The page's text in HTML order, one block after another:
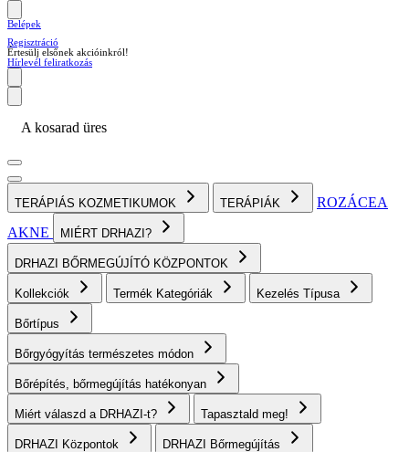
Belépek
Regisztráció
Értesülj elsőnek akcióinkról!
Hírlevél feliratkozás
A kosarad üres
TERÁPIÁS KOZMETIKUMOK TERÁPIÁK
ROZÁCEA
AKNE
MIÉRT DRHAZI?
DRHAZI BŐRMEGÚJÍTÓ KÖZPONTOK
Kollekciók Termék Kategóriák Kezelés Típusa
Bőrtípus
Bőrgyógyítás természetes módon
Bőrépítés, bőrmegújítás hatékonyan
Miért válaszd a DRHAZI-t? Tapasztald meg!
DRHAZI Központok DRHAZI Bőrmegújítás